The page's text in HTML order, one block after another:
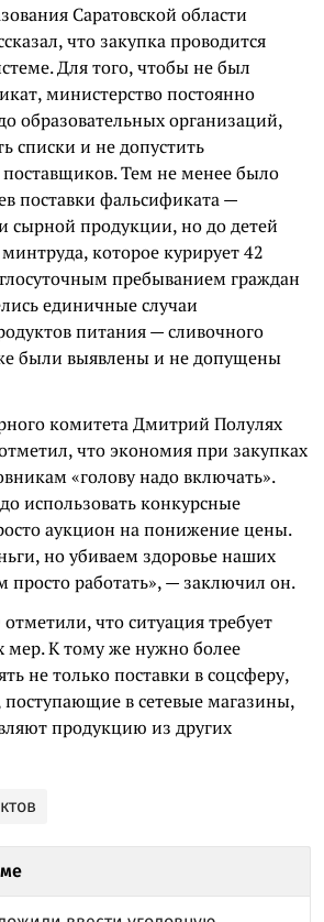
Саратовской области
что закупка проводится
Для того, чтобы не был
министерство постоянно
образовательных организаций,
списки и не допустить
поставщиков. Тем не менее было
поставки фальсификата —
сырной продукции, но до детей
которое курирует 42
пребыванием граждан
единичные случаи
питания — сливочного
были выявлены и не допущены
комитета Дмитрий Полулях
что экономия при закупках
«голову надо включать».
использовать конкурсные
аукцион на понижение цены.
но убиваем здоровье наших
просто работать», — заключил он.
что ситуация требует
мер. К тому же нужно более
не только поставки в соцсферу,
поступающие в сетевые магазины,
продукцию из других